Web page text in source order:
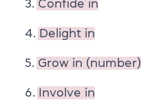
Confide in
Delight in
Grow in (number)
Involve in